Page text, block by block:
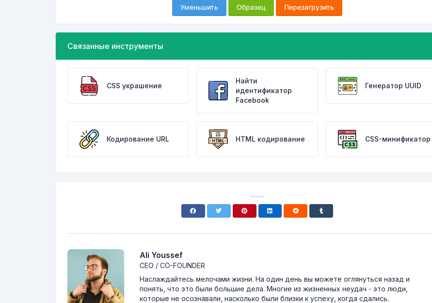
Уменьшить Образец Перезагрузить
Связанные инструменты
CSS украшение
Найти
идентификатор
Facebook
Генератор UUID
Кодирование URL HTML кодирование CSS-минификатор
Ali Youssef
CEO / CO-FOUNDER
Наслаждайтесь мелочами жизни. На один день вы можете оглянуться назад и
понять, что это были большие дела. Многие из жизненных неудач - это люди,
которые не осознавали, насколько были близки к успеху, когда сдались.